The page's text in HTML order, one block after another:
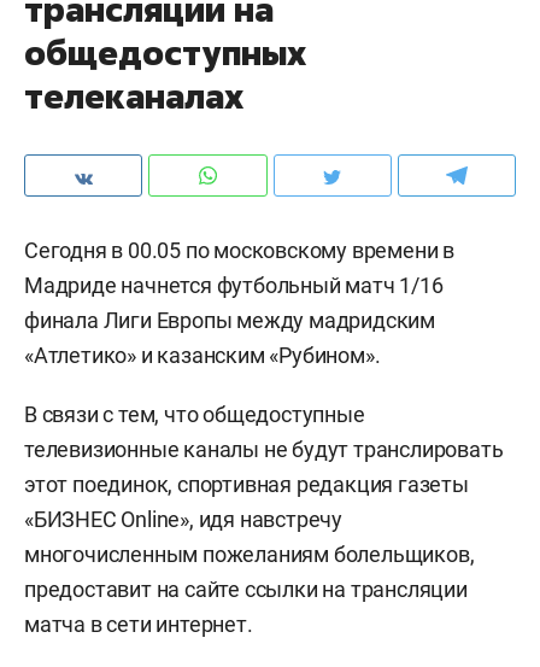
трансляции на
общедоступных
телеканалах
Сегодня в 00.05 по московскому времени в
Мадриде начнется футбольный матч 1/16
финала Лиги Европы между мадридским
«Атлетико» и казанским «Рубином».
В связи с тем, что общедоступные
телевизионные каналы не будут транслировать
этот поединок, спортивная редакция газеты
«БИЗНЕС Online», идя навстречу
многочисленным пожеланиям болельщиков,
предоставит на сайте ссылки на трансляции
матча в сети интернет.